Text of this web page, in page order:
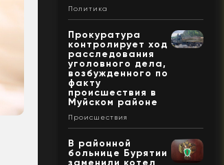
Политика
Прокуратура
контролирует ход
расследования
уголовного дела,
возбужденного по
факту
происшествия в
Муйском районе
Происшествия
В районной
больнице Бурятии
заменили котел